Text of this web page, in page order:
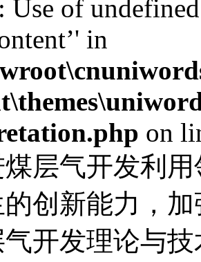
: Use of
in
on
煤层气开发利
创新能力，
开发理论与